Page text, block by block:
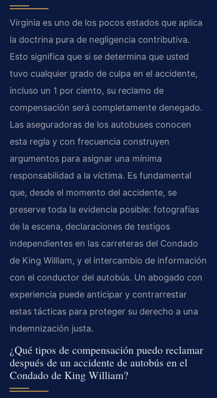
Virginia es uno de los pocos estados que aplica
la doctrina pura de negligencia contributiva.
Esto significa que si se determina que usted
tuvo cualquier grado de culpa en el accidente,
incluso un 1 por ciento, su reclamo de
compensación será completamente denegado.
Las aseguradoras de los autobuses conocen
esta regla y con frecuencia construyen
argumentos para asignar una mínima
responsabilidad a la víctima. Es fundamental
que, desde el momento del accidente, se
preserve toda la evidencia posible: fotografías
de la escena, declaraciones de testigos
independientes en las carreteras del Condado
de King William, y el intercambio de información
con el conductor del autobús. Un abogado con
experiencia puede anticipar y contrarrestar
estas tácticas para proteger su derecho a una
indemnización justa.
¿Qué tipos de compensación puedo reclamar
después de un accidente de autobús en el
Condado de King William?